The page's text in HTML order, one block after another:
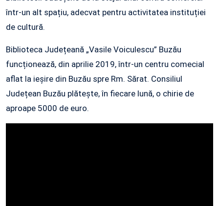
într-un alt spațiu, adecvat pentru activitatea instituției
de cultură.
Biblioteca Județeană „Vasile Voiculescu” Buzău
funcționează, din aprilie 2019, într-un centru comecial
aflat la ieșire din Buzău spre Rm. Sărat. Consiliul
Județean Buzău plătește, în fiecare lună, o chirie de
aproape 5000 de euro.